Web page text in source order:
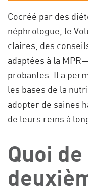
Cocréé par des
néphrologue, le
claires, des
adaptées à la
probantes. Il a
les bases de la
adopter de saines
de leurs reins à
Quoi